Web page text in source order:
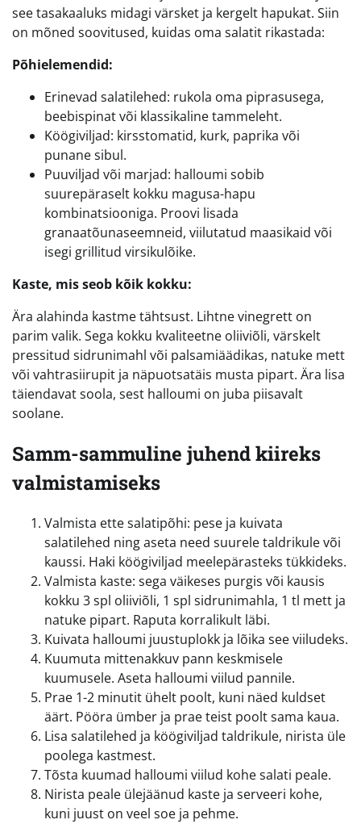
see tasakaaluks midagi värsket ja kergelt hapukat. Siin
on mõned soovitused, kuidas oma salatit rikastada:
Põhielemendid:
Erinevad salatilehed: rukola oma piprasusega,
beebispinat või klassikaline tammeleht.
Köögiviljad: kirsstomatid, kurk, paprika või
punane sibul.
Puuviljad või marjad: halloumi sobib
suurepäraselt kokku magusa-hapu
kombinatsiooniga. Proovi lisada
granaatõunaseemneid, viilutatud maasikaid või
isegi grillitud virsikulõike.
Kaste, mis seob kõik kokku:
Ära alahinda kastme tähtsust. Lihtne vinegrett on
parim valik. Sega kokku kvaliteetne oliiviõli, värskelt
pressitud sidrunimahl või palsamiäädikas, natuke mett
või vahtrasiirupit ja näpuotsatäis musta pipart. Ära lisa
täiendavat soola, sest halloumi on juba piisavalt
soolane.
Samm-sammuline juhend kiireks
valmistamiseks
Valmista ette salatipõhi: pese ja kuivata
salatilehed ning aseta need suurele taldrikule või
kaussi. Haki köögiviljad meelepärasteks tükkideks.
Valmista kaste: sega väikeses purgis või kausis
kokku 3 spl oliiviõli, 1 spl sidrunimahla, 1 tl mett ja
natuke pipart. Raputa korralikult läbi.
Kuivata halloumi juustuplokk ja lõika see viiludeks.
Kuumuta mittenakkuv pann keskmisele
kuumusele. Aseta halloumi viilud pannile.
Prae 1-2 minutit ühelt poolt, kuni näed kuldset
äärt. Pööra ümber ja prae teist poolt sama kaua.
Lisa salatilehed ja köögiviljad taldrikule, nirista üle
poolega kastmest.
Tõsta kuumad halloumi viilud kohe salati peale.
Nirista peale ülejäänud kaste ja serveeri kohe,
kuni juust on veel soe ja pehme.